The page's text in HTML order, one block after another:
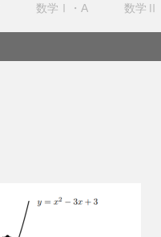
数学Ⅰ・A 数学Ⅱ